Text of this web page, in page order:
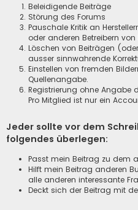
Beleidigende Beiträge
Störung des Forums
Pauschale Kritik an
oder anderen Betreibern
Löschen von Beiträgen
ausser sinnwahrende
Einstellen von fremden
Quellenangabe.
Registrierung ohne Angabe
Pro Mitglied ist nur ein
Jeder sollte vor dem
folgendes überlegen:
Passt mein Beitrag zu dem
Hilft mein Beitrag anderen
alle anderen interessante
Deckt sich der Beitrag mit